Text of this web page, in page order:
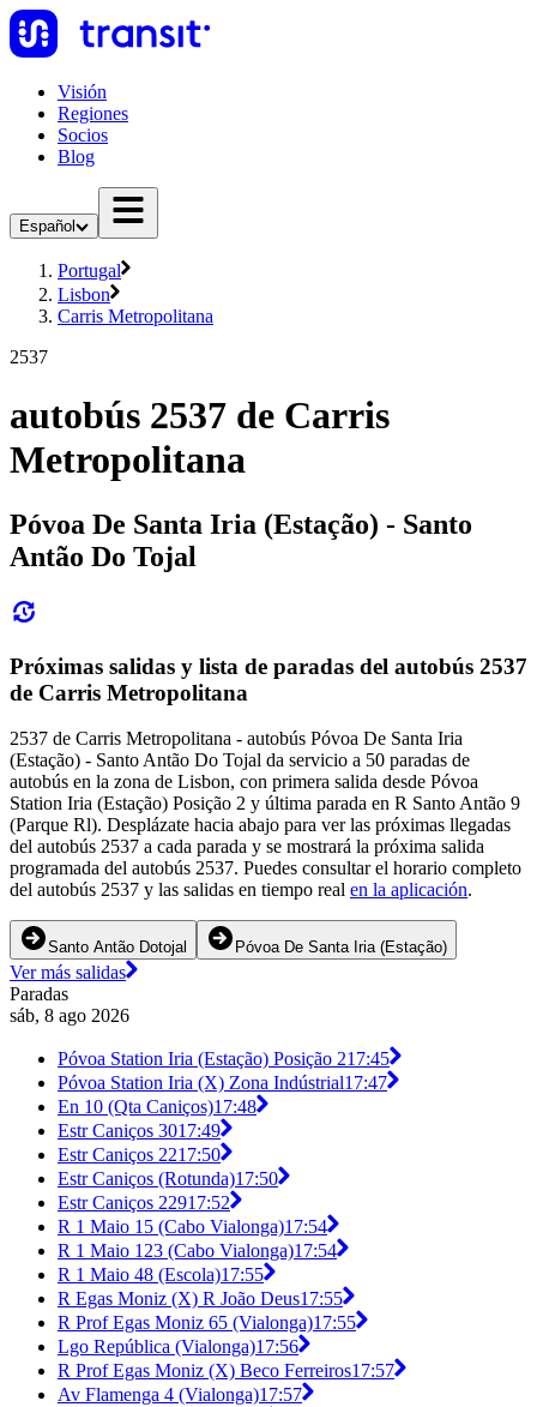
Visión
Regiones
Socios
Blog
Español
Portugal
Lisbon
Carris Metropolitana
2537
autobús 2537 de Carris
Metropolitana
Póvoa De Santa Iria (Estação) - Santo
Antão Do Tojal
Próximas salidas y lista de paradas del autobús 2537
de Carris Metropolitana
2537 de Carris Metropolitana - autobús Póvoa De Santa Iria
(Estação) - Santo Antão Do Tojal da servicio a 50 paradas de
autobús en la zona de Lisbon, con primera salida desde Póvoa
Station Iria (Estação) Posição 2 y última parada en R Santo Antão 9
(Parque Rl). Desplázate hacia abajo para ver las próximas llegadas
del autobús 2537 a cada parada y se mostrará la próxima salida
programada del autobús 2537. Puedes consultar el horario completo
del autobús 2537 y las salidas en tiempo real en la aplicación.
Santo Antão Dotojal Póvoa De Santa Iria (Estação)
Ver más salidas
Paradas
sáb, 8 ago 2026
Póvoa Station Iria (Estação) Posição 217:45
Póvoa Station Iria (X) Zona Indústrial17:47
En 10 (Qta Caniços)17:48
Estr Caniços 3017:49
Estr Caniços 2217:50
Estr Caniços (Rotunda)17:50
Estr Caniços 22917:52
R 1 Maio 15 (Cabo Vialonga)17:54
R 1 Maio 123 (Cabo Vialonga)17:54
R 1 Maio 48 (Escola)17:55
R Egas Moniz (X) R João Deus17:55
R Prof Egas Moniz 65 (Vialonga)17:55
Lgo República (Vialonga)17:56
R Prof Egas Moniz (X) Beco Ferreiros17:57
Av Flamenga 4 (Vialonga)17:57